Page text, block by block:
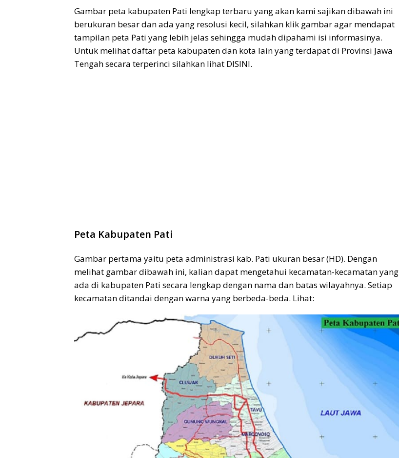
Gambar peta kabupaten Pati lengkap terbaru yang akan kami sajikan dibawah ini
berukuran besar dan ada yang resolusi kecil, silahkan klik gambar agar mendapat
tampilan peta Pati yang lebih jelas sehingga mudah dipahami isi informasinya.
Untuk melihat daftar peta kabupaten dan kota lain yang terdapat di Provinsi Jawa
Tengah secara terperinci silahkan lihat DISINI.
Peta Kabupaten Pati
Gambar pertama yaitu peta administrasi kab. Pati ukuran besar (HD). Dengan
melihat gambar dibawah ini, kalian dapat mengetahui kecamatan-kecamatan yang
ada di kabupaten Pati secara lengkap dengan nama dan batas wilayahnya. Setiap
kecamatan ditandai dengan warna yang berbeda-beda. Lihat: